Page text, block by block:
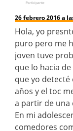
Participante
26 febrero 2016 a
Hola, yo
puro pero me
joven tuve
que lo hacia
que yo detecté
años y el toc
a partir de una
En mi
comedores